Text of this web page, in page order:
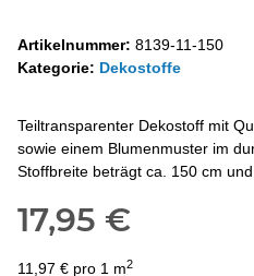
Artikelnummer: 8139-11-150
Kategorie: Dekostoffe
Teiltransparenter Dekostoff mit
sowie einem Blumenmuster im
Stoffbreite beträgt ca. 150 cm
17,95 €
11,97 € pro 1 m2